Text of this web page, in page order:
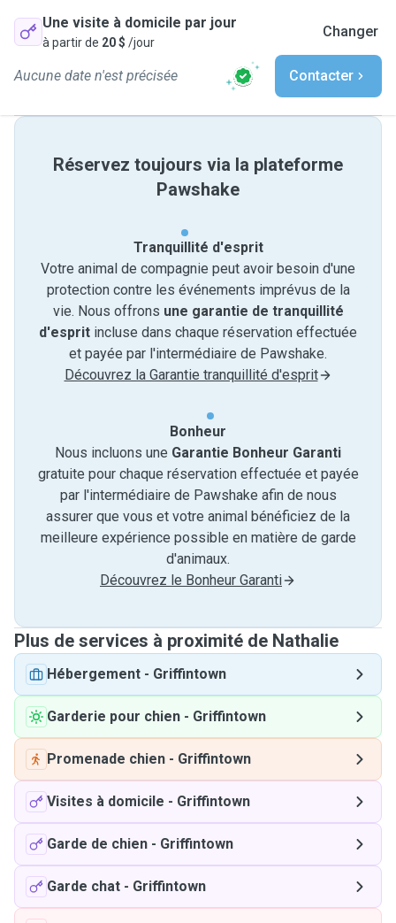
Une visite à domicile par jour
à partir de 20 $ /jour
Changer
Aucune date n'est précisée Contacter
Réservez toujours via la plateforme
Pawshake
Tranquillité d'esprit
Votre animal de compagnie peut avoir besoin d'une
protection contre les événements imprévus de la
vie. Nous offrons une garantie de tranquillité
d'esprit incluse dans chaque réservation effectuée
et payée par l'intermédiaire de Pawshake.
Découvrez la Garantie tranquillité d'esprit
Bonheur
Nous incluons une Garantie Bonheur Garanti
gratuite pour chaque réservation effectuée et payée
par l'intermédiaire de Pawshake afin de nous
assurer que vous et votre animal bénéficiez de la
meilleure expérience possible en matière de garde
d'animaux.
Découvrez le Bonheur Garanti
Plus de services à proximité de Nathalie
Hébergement - Griffintown
Garderie pour chien - Griffintown
Promenade chien - Griffintown
Visites à domicile - Griffintown
Garde de chien - Griffintown
Garde chat - Griffintown